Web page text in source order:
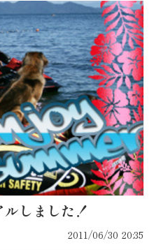
しました！
2011/06/30 20:35